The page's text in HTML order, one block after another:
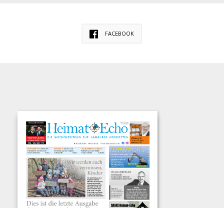
FACEBOOK